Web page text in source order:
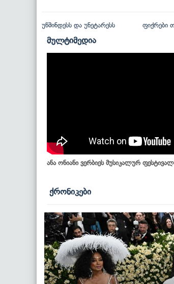
უწმინდესს და უნეტარესს ფიქრები
მულტიმედია
ანა ონიანი ვერბიეს მუსიკალურ
ქრონიკები